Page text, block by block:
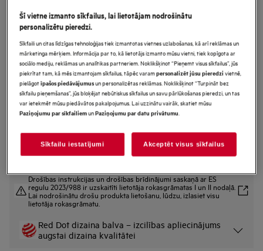
AirDry Tehnoloģija Trauku
mazgājamā mašīna pilnizmēra
(60cm)
Ražojuma informācijas lapa
Priekšrocības
Efektīva tīrīšana, patērējot tikai 8,4 litrus ūdens.
Funkcija “AquaSave”: efektīva tīrīšana, patērējot tikai 8,4 l ūdens.
Drošības instrukcijas un drošības brīdinājumi saskaņā ar ES
regulu 2023/988 ir uzskaitīti lietotāja rokasgrāmatas I un II nodaļā.
Lai nodrošinātu drošu produkta lietošanu, lūdzu, izlasiet visu
lietotāja rokasgrāmatu.
Red Dot dizaina balva – izcilības apliecinājums
augstai dizaina kvalitātei
Šī vietne izmanto sīkfailus, lai lietotājam nodrošinātu
personalizētu pieredzi.
Sīkfaili un citas līdzīgas tehnoloģijas tiek izmantotas vietnes uzlabošanas, kā arī reklāmas un
mārketinga mērķiem. Informācija par to, kā lietotājs izmanto mūsu vietni, tiek kopīgota ar
sociālo mediju, reklāmas un analītikas partneriem. Noklikšķinot “Pieņemt visus sīkfailus”, jūs
piekrītat tam, kā mēs izmantojam sīkfailus, tāpēc varampersonalizēt jūsu pieredzivietnē,
pielāgotīpašos piedāvājumusun personalizētas reklāmas. Noklikšķinot “Turpināt bez
sīkfailu pieņemšanas”, jūs bloķējat nebūtiskus sīkfailus un savu pārlūkošanas pieredzi, un tas
var ietekmēt mūsu piedāvātos pakalpojumus. Lai uzzinātu vairāk, skatiet mūsu
Paziņojumu par sīkfailiemunPaziņojumu par datu privātumu.
Sīkfailu iestatījumi Akceptēt visus sīkfailus